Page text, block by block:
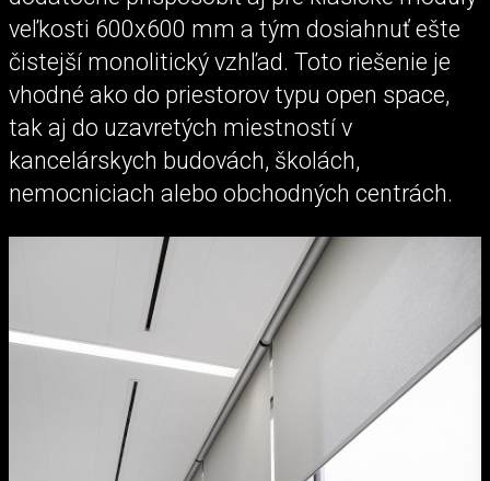
veľkosti 600x600 mm a tým dosiahnuť ešte
čistejší monolitický vzhľad. Toto riešenie je
vhodné ako do priestorov typu open space,
tak aj do uzavretých miestností v
kancelárskych budovách, školách,
nemocniciach alebo obchodných centrách.